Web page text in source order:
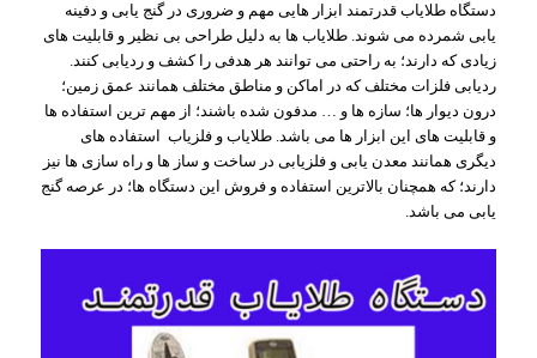
دستگاه طلایاب قدرتمند ابزار هایی مهم و ضروری در گنج یابی و دفینه
یابی شمرده می شوند. طلایاب ها به دلیل طراحی بی نظیر و قابلیت های
زیادی که دارند؛ به راحتی می توانند هر هدفی را کشف و ردیابی کنند.
ردیابی فلزات مختلف که در اماکن و مناطق مختلف همانند عمق زمین؛
درون دیوار ها؛ سازه ها و … مدفون شده باشند؛ از مهم ترین استفاده ها
و قابلیت های این ابزار ها می باشد. طلایاب و فلزیاب استفاده های
دیگری همانند معدن یابی و فلزیابی در ساخت و ساز ها و راه سازی ها نیز
دارند؛ که همچنان بالاترین استفاده و فروش این دستگاه ها؛ در عرصه گنج
یابی می باشد.